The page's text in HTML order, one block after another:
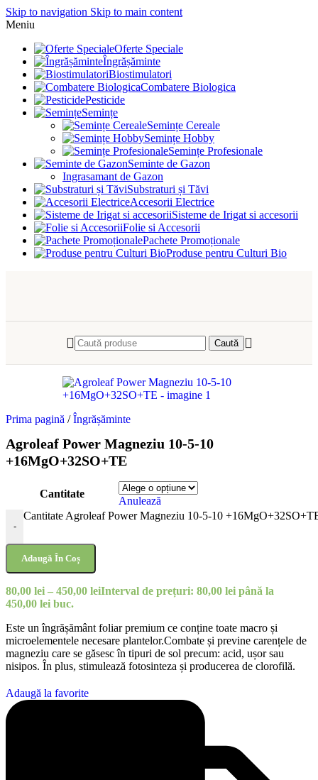
Skip to navigation Skip to main content
Meniu
Oferte Speciale
Îngrășăminte
Biostimulatori
Combatere Biologica
Pesticide
Semințe
Semințe Cereale
Semințe Hobby
Semințe Profesionale
Seminte de Gazon
Ingrasamant de Gazon
Substraturi și Tăvi
Accesorii Electrice
Sisteme de Irigat si accesorii
Folie si Accesorii
Pachete Promoționale
Produse pentru Culturi Bio
Caută
Prima pagină / Îngrășăminte
Agroleaf Power Magneziu 10-5-10
+16MgO+32SO+TE
Cantitate
Anulează
-
Cantitate Agroleaf Power Magneziu 10-5-10
Adaugă În Coș
80,00 lei – 450,00 leiInterval de prețuri: 80,00 lei până la
450,00 lei buc.
Este un îngrășământ foliar premium ce conține toate macro și
microelementele necesare plantelor.Combate și previne carențele de
magneziu care se găsesc în tipuri de sol precum: acid, ușor sau
nisipos. În plus, stimulează fotosinteza și producerea de clorofilă.
Adaugă la favorite